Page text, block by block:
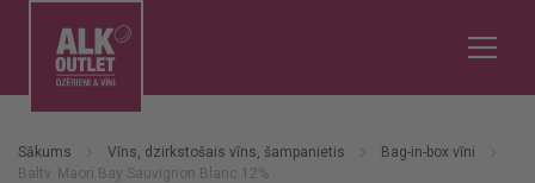
Sākums Vīns, dzirkstošais vīns, šampanietis
Bag-in-box vīni
Baltv. Maori Bay Sauvignon Blanc 12%